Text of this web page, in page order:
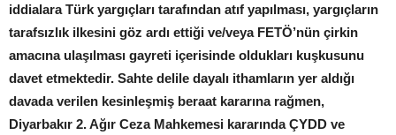
iddialara Türk yargıçları tarafından atıf yapılması, yargıçların
tarafsızlık ilkesini göz ardı ettiği ve/veya FETÖ’nün çirkin
amacına ulaşılması gayreti içerisinde oldukları kuşkusunu
davet etmektedir. Sahte delile dayalı ithamların yer aldığı
davada verilen kesinleşmiş beraat kararına rağmen,
Diyarbakır 2. Ağır Ceza Mahkemesi kararında ÇYDD ve